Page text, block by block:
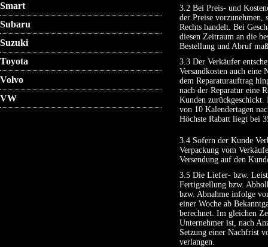
Smart
Subaru
Suzuki
Toyota
Volvo
VW
3.2 Bei Preis- und
der Preise vorzunehmen,
Rechts handelt. Bei
diesen Zeitraum an die
Bestellung und Abruf
3.3 Der Verkäufer
Versandkosten auch eine
dem Reparaturauftrag
nach der Reparatur eine
Kunden zurückgeschickt.
von 10 Kalendertagen
Höchste Rabatt liegt bei
3.4 Sofern der Kunde
Verpackung vom
Versendung auf den
3.5 Die Liefer- bzw.
Fertigstellung bzw.
bzw. Abnahme infolge
einer Woche ab
berechnet. Im gleichen
Unternehmer ist, nach
Setzung einer Nachfrist
verlangen.